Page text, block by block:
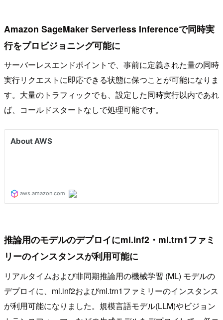
Amazon SageMaker Serverless Inferenceで同時実
行をプロビジョニング可能に
サーバーレスエンドポイントで、事前に定義された量の同時
実行リクエストに即応できる状態に保つことが可能になりま
す。大量のトラフィックでも、設定した同時実行以内であれ
ば、コールドスタートなしで処理可能です。
推論用のモデルのデプロイにml.inf2・ml.trn1ファミ
リーのインスタンスが利用可能に
リアルタイムおよび非同期推論用の機械学習 (ML) モデルの
デプロイに、ml.inf2およびml.trn1ファミリーのインスタンス
が利用可能になりました。規模言語モデル(LLM)やビジョン